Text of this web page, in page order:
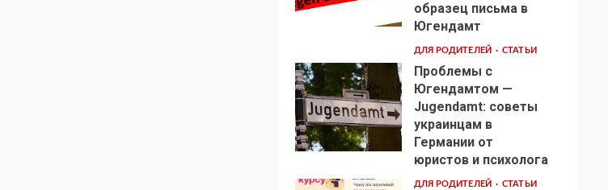
2
образец письма в
Югендамт
3
ДЛЯ РОДИТЕЛЕЙ СТАТЬИ
Проблемы с
Югендамтом —
Jugendamt: советы
украинцам в
Германии от
юристов и психолога
ДЛЯ РОДИТЕЛЕЙ СТАТЬИ